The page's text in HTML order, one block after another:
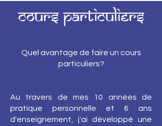
Cours particuliers
Quel avantage de faire un cours
particuliers?
Au travers de mes 10 années de
pratique personnelle et 6 ans
d'enseignement, j'ai développé une